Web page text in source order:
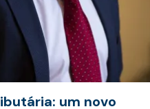
um novo